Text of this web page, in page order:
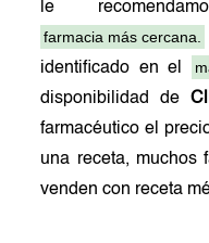
le
farmacia más cercana.
identificado en el
disponibilidad de
farmacéutico el
una receta, muchos
venden con receta